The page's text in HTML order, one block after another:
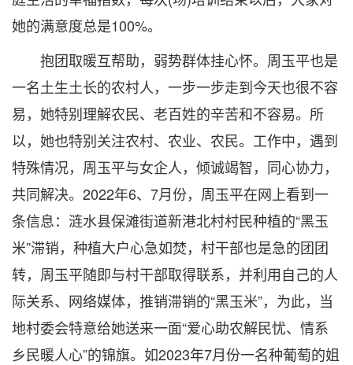
她的满意度总是100%。
抱团取暖互帮助，弱势群体挂心怀。周玉平也是
一名土生土长的农村人，一步一步走到今天也很不容
易，她特别理解农民、老百姓的辛苦和不容易。所
以，她也特别关注农村、农业、农民。工作中，遇到
特殊情况，周玉平与女企人，倾诚竭智，同心协力，
共同解决。2022年6、7月份，周玉平在网上看到一
条信息：涟水县保滩街道新港北村村民种植的“黑玉
米”滞销，种植大户心急如焚，村干部也是急的团团
转，周玉平随即与村干部取得联系，并利用自己的人
际关系、网络媒体，推销滞销的“黑玉米”，为此，当
地村委会特意给她送来一面“爱心助农解民忧、情系
乡民暖人心”的锦旗。如2023年7月份一名种葡萄的姐